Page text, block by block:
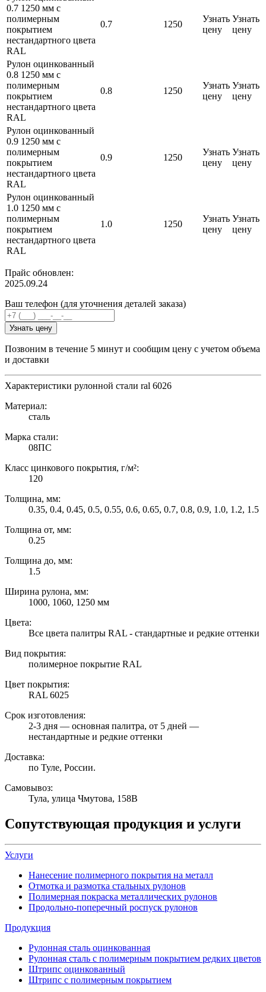
0.7 1250 мм с
полимерным
покрытием
нестандартного цвета
RAL
0.7 1250
Узнать
цену
Узнать
цену
Рулон оцинкованный
0.8 1250 мм с
полимерным
покрытием
нестандартного цвета
RAL
0.8 1250
Узнать
цену
Узнать
цену
Рулон оцинкованный
0.9 1250 мм с
полимерным
покрытием
нестандартного цвета
RAL
0.9 1250
Узнать
цену
Узнать
цену
Рулон оцинкованный
1.0 1250 мм с
полимерным
покрытием
нестандартного цвета
RAL
1.0 1250
Узнать
цену
Узнать
цену
Прайс обновлен:
2025.09.24
Ваш телефон (для уточнения деталей заказа)
Узнать цену
Позвоним в течение 5 минут и сообщим цену с учетом объема
и доставки
Характеристики рулонной стали ral 6026
Материал:
сталь
Марка стали:
08ПС
Класс цинкового покрытия, г/м²:
120
Толщина, мм:
0.35, 0.4, 0.45, 0.5, 0.55, 0.6, 0.65, 0.7, 0.8, 0.9, 1.0, 1.2, 1.5
Толщина от, мм:
0.25
Толщина до, мм:
1.5
Ширина рулона, мм:
1000, 1060, 1250 мм
Цвета:
Все цвета палитры RAL - стандартные и редкие оттенки
Вид покрытия:
полимерное покрытие RAL
Цвет покрытия:
RAL 6025
Срок изготовления:
2-3 дня — основная палитра, от 5 дней —
нестандартные и редкие оттенки
Доставка:
по Туле, России.
Самовывоз:
Тула, улица Чмутова, 158В
Сопутствующая продукция и услуги
Услуги
Нанесение полимерного покрытия на металл
Отмотка и размотка стальных рулонов
Полимерная покраска металлических рулонов
Продольно-поперечный роспуск рулонов
Продукция
Рулонная сталь оцинкованная
Рулонная сталь с полимерным покрытием редких цветов
Штрипс оцинкованный
Штрипс с полимерным покрытием